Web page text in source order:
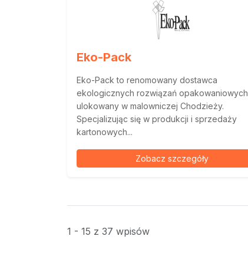
Eko-Pack
Eko-Pack to renomowany dostawca
ekologicznych rozwiązań opakowaniowych,
ulokowany w malowniczej Chodzieży.
Specjalizując się w produkcji i sprzedaży
kartonowych...
Zobacz szczegóły
1 - 15 z 37 wpisów